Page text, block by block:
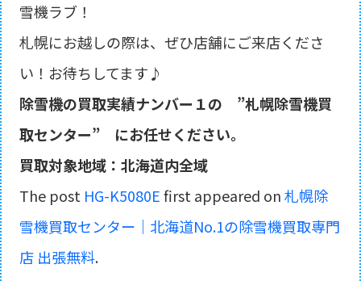
雪機ラブ！
札幌にお越しの際は、ぜひ店舗にご来店くださ
い！お待ちしてます♪
除雪機の買取実績ナンバー１の ”札幌除雪機買
取センター” にお任せください。
買取対象地域：北海道内全域
The post HG-K5080Efirst appeared on札幌除
雪機買取センター｜北海道No.1の除雪機買取専門
店 出張無料.